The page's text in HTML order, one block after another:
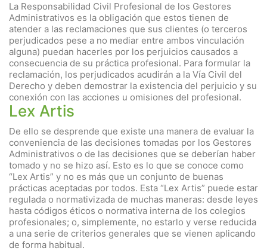
La Responsabilidad Civil Profesional de los Gestores
Administrativos es la obligación que estos tienen de
atender a las reclamaciones que sus clientes (o terceros
perjudicados pese a no mediar entre ambos vinculación
alguna) puedan hacerles por los perjuicios causados a
consecuencia de su práctica profesional. Para formular la
reclamación, los perjudicados acudirán a la Vía Civil del
Derecho y deben demostrar la existencia del perjuicio y su
conexión con las acciones u omisiones del profesional.
Lex Artis
De ello se desprende que existe una manera de evaluar la
conveniencia de las decisiones tomadas por los Gestores
Administrativos o de las decisiones que se deberían haber
tomado y no se hizo así. Esto es lo que se conoce como
“Lex Artis” y no es más que un conjunto de buenas
prácticas aceptadas por todos. Esta “Lex Artis” puede estar
regulada o normativizada de muchas maneras: desde leyes
hasta códigos éticos o normativa interna de los colegios
profesionales; o, simplemente, no estarlo y verse reducida
a una serie de criterios generales que se vienen aplicando
de forma habitual.